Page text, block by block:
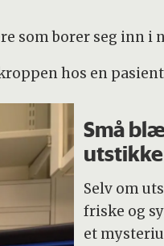
som borer seg inn i
hos en
Små
Selv om
friske og
et